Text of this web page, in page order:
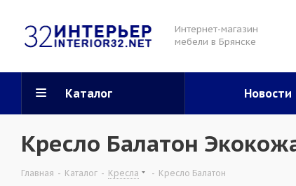
Интернет-магазин
мебели в Брянске
Каталог Новости
Кресло Балатон
Главная - Каталог - Кресла - Кресло Балатон